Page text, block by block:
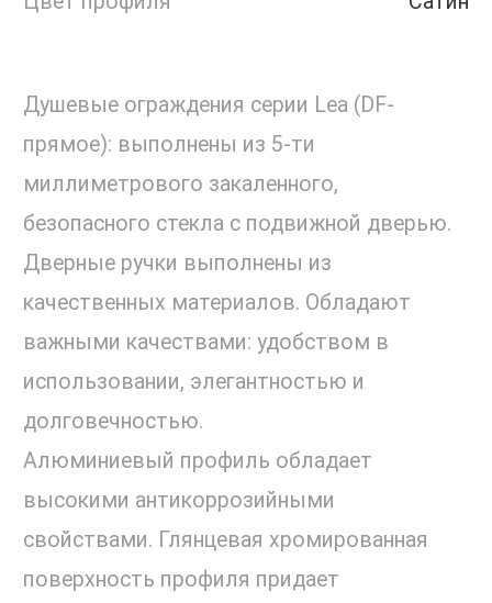
Душевые ограждения серии Lea (DF-
прямое): выполнены из 5-ти
миллиметрового закаленного,
безопасного стекла с подвижной дверью.
Дверные ручки выполнены из
качественных материалов. Обладают
важными качествами: удобством в
использовании, элегантностью и
долговечностью.
Алюминиевый профиль обладает
высокими антикоррозийными
свойствами. Глянцевая хромированная
поверхность профиля придает